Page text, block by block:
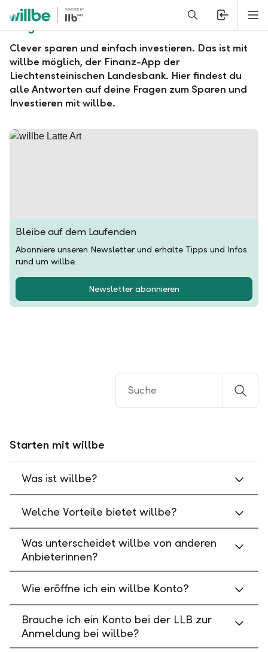
Alerts.Headline
Fragen und Antworten zu willbe
Clever sparen und einfach investieren. Das ist mit
willbe möglich, der Finanz-App der
Liechtensteinischen Landesbank. Hier findest du
alle Antworten auf deine Fragen zum Sparen und
Investieren mit willbe.
Bleibe auf dem Laufenden
Abonniere unseren Newsletter und erhalte Tipps und Infos
rund um willbe.
Newsletter abonnieren
Starten mit willbe
Was ist willbe?
Welche Vorteile bietet willbe?
Was unterscheidet willbe von anderen
Anbieterinnen?
Wie eröffne ich ein willbe Konto?
Brauche ich ein Konto bei der LLB zur
Anmeldung bei willbe?